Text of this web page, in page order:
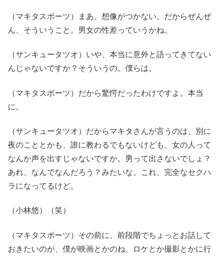
（マキタスポーツ）まあ、想像がつかない。だからぜんぜ
ん、そういうこと。男女の性差っていうかね。
（サンキュータツオ）いや、本当に意外と語ってきてない
んじゃないですか？そういうの。僕らは。
（マキタスポーツ）だから驚愕だったわけですよ。本当
に。
（サンキュータツオ）だからマキタさんが言うのは、別に
夜のこととかも、誰に教わるでもないけども、女の人って
なんか声を出すじゃないですか。男って出さないでしょ？
あれ、なんでなんだろう？みたいな。これ、完全なセクハ
ラになってるけど。
（小林悠）（笑）
（マキタスポーツ）その前に、前段階でちょっとお話して
おきたいのが、僕が映画とかのね、ロケとか撮影とかに行